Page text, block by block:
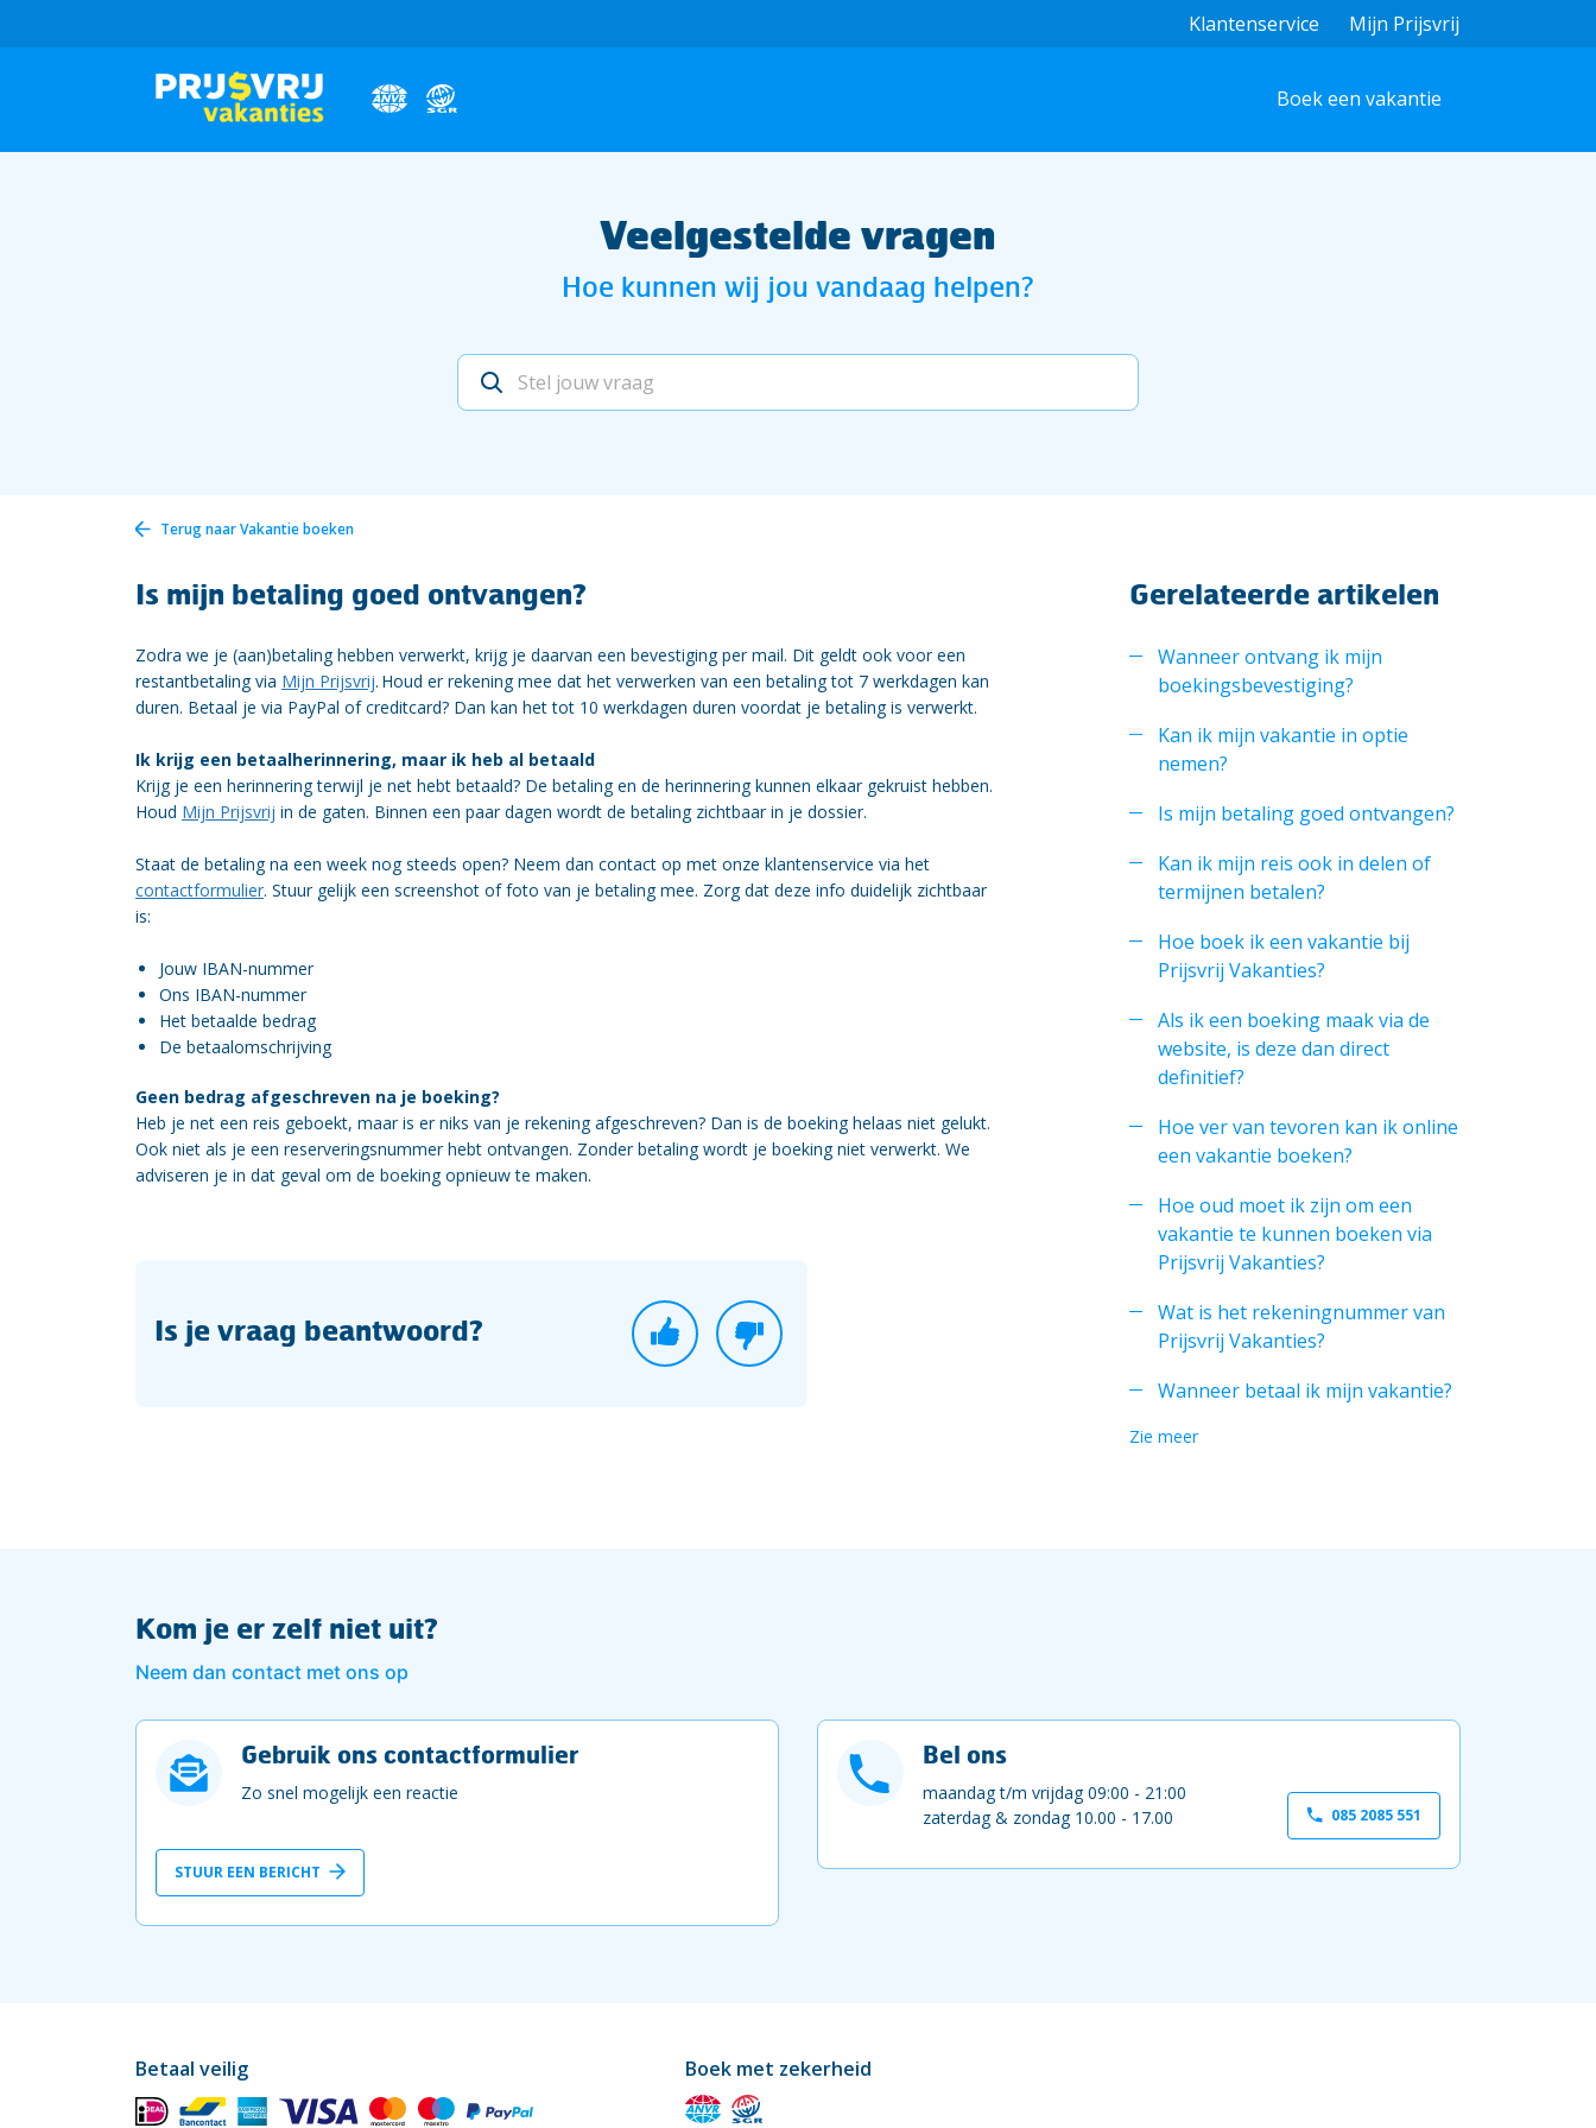
Klantenservice Mijn Prijsvrij
Boek een vakantie
Veelgestelde vragen
Hoe kunnen wij jou vandaag helpen?
Terug naarVakantie boeken
Is mijn betaling goed ontvangen?
Zodra we je (aan)betaling hebben verwerkt, krijg je daarvan een bevestiging per mail. Dit geldt ook voor een
restantbetaling via Mijn Prijsvrij. Houd er rekening mee dat het verwerken van een betaling tot 7 werkdagen kan
duren. Betaal je via PayPal of creditcard? Dan kan het tot 10 werkdagen duren voordat je betaling is verwerkt.
Ik krijg een betaalherinnering, maar ik heb al betaald
Krijg je een herinnering terwijl je net hebt betaald? De betaling en de herinnering kunnen elkaar gekruist hebben.
Houd Mijn Prijsvrij in de gaten. Binnen een paar dagen wordt de betaling zichtbaar in je dossier.
Staat de betaling na een week nog steeds open? Neem dan contact op met onze klantenservice via het
contactformulier. Stuur gelijk een screenshot of foto van je betaling mee. Zorg dat deze info duidelijk zichtbaar
is:
Jouw IBAN-nummer
Ons IBAN-nummer
Het betaalde bedrag
De betaalomschrijving
Geen bedrag afgeschreven na je boeking?
Heb je net een reis geboekt, maar is er niks van je rekening afgeschreven? Dan is de boeking helaas niet gelukt.
Ook niet als je een reserveringsnummer hebt ontvangen. Zonder betaling wordt je boeking niet verwerkt. We
adviseren je in dat geval om de boeking opnieuw te maken.
Is je vraag beantwoord?
Gerelateerde artikelen
Wanneer ontvang ik mijn
boekingsbevestiging?
Kan ik mijn vakantie in optie
nemen?
Is mijn betaling goed ontvangen?
Kan ik mijn reis ook in delen of
termijnen betalen?
Hoe boek ik een vakantie bij
Prijsvrij Vakanties?
Als ik een boeking maak via de
website, is deze dan direct
definitief?
Hoe ver van tevoren kan ik online
een vakantie boeken?
Hoe oud moet ik zijn om een
vakantie te kunnen boeken via
Prijsvrij Vakanties?
Wat is het rekeningnummer van
Prijsvrij Vakanties?
Wanneer betaal ik mijn vakantie?
Zie meer
Kom je er zelf niet uit?
Neem dan contact met ons op
Gebruik ons contactformulier
Zo snel mogelijk een reactie
STUUR EEN BERICHT
Bel ons
maandag t/m vrijdag 09:00 - 21:00
zaterdag & zondag 10.00 - 17.00
085 2085 551
Betaal veilig Boek met zekerheid